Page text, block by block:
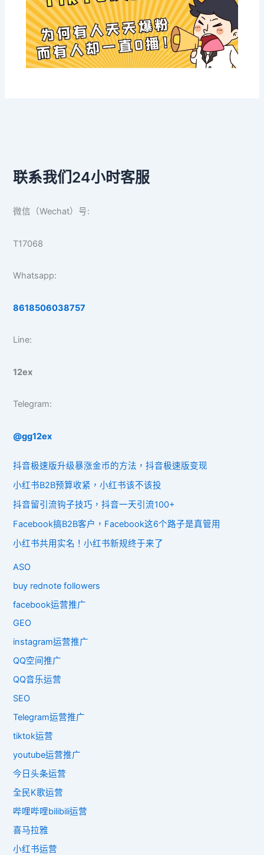
联系我们24小时客服
微信（Wechat）号:
T17068
Whatsapp:
8618506038757
Line:
12ex
Telegram:
@gg12ex
抖音极速版升级暴涨金币的方法，抖音极速版变现
小红书B2B预算收紧，小红书该不该投
抖音留引流钩子技巧，抖音一天引流100+
Facebook搞B2B客户，Facebook这6个路子是真管用
小红书共用实名！小红书新规终于来了
ASO
buy rednote followers
facebook运营推广
GEO
instagram运营推广
QQ空间推广
QQ音乐运营
SEO
Telegram运营推广
tiktok运营
youtube运营推广
今日头条运营
全民K歌运营
哔哩哔哩bilibili运营
喜马拉雅
小红书运营